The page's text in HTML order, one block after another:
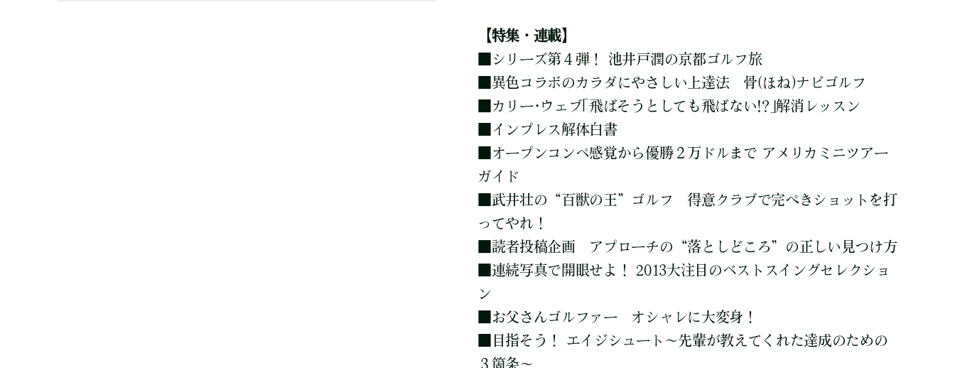
【特集・連載】
シリーズ第４弾！ 池井戸潤の京都ゴルフ旅
異色コラボのカラダにやさしい上達法 骨(ほね)ナビゴルフ
カリー･ウェブ｢飛ばそうとしても飛ばない!?｣解消レッスン
インプレス解体白書
オープンコンペ感覚から優勝２万ドルまで アメリカミニツアー
ガイド
武井壮の“百獣の王”ゴルフ 得意クラブで完ぺきショットを打
ってやれ！
読者投稿企画 アプローチの“落としどころ”の正しい見つけ方
連続写真で開眼せよ！ 2013大注目のベストスイングセレクショ
ン
お父さんゴルファー オシャレに大変身！
目指そう！ エイジシュート～先輩が教えてくれた達成のための
３箇条～